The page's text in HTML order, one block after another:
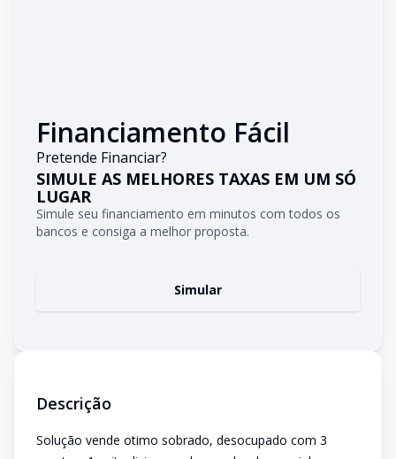
Financiamento Fácil
Pretende Financiar?
SIMULE AS MELHORES TAXAS EM UM SÓ
LUGAR
Simule seu financiamento em minutos com todos os
bancos e consiga a melhor proposta.
Simular
Descrição
Solução vende otimo sobrado, desocupado com 3